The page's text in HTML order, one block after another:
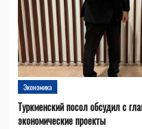
Экономика
Туркменский посол обсудил с
экономические проекты